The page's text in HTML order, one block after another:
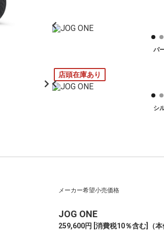
パ
店頭在庫あり
シ
メーカー希望小売価格
JOG ONE
259,600円 [消費税10％含む] （